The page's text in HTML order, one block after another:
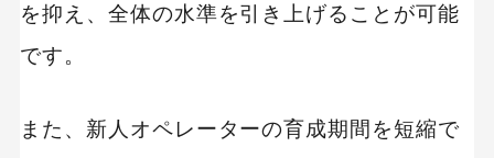
を抑え、全体の水準を引き上げることが可能
です。
また、新人オペレーターの育成期間を短縮で